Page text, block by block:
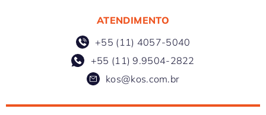
ATENDIMENTO
+55 (11) 4057-5040
+55 (11) 9.9504-2822
kos@kos.com.br